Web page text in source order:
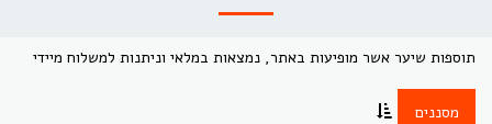
תוספות שיער אשר מופיעות באתר, נמצאות במלאי וניתנות למשלוח מיידי
מסננים